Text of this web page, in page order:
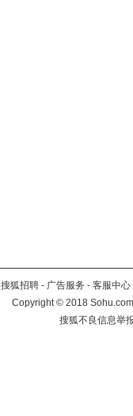
搜狐招聘 - 广告服务 - 客服中心
Copyright©2018
搜狐不良信息举